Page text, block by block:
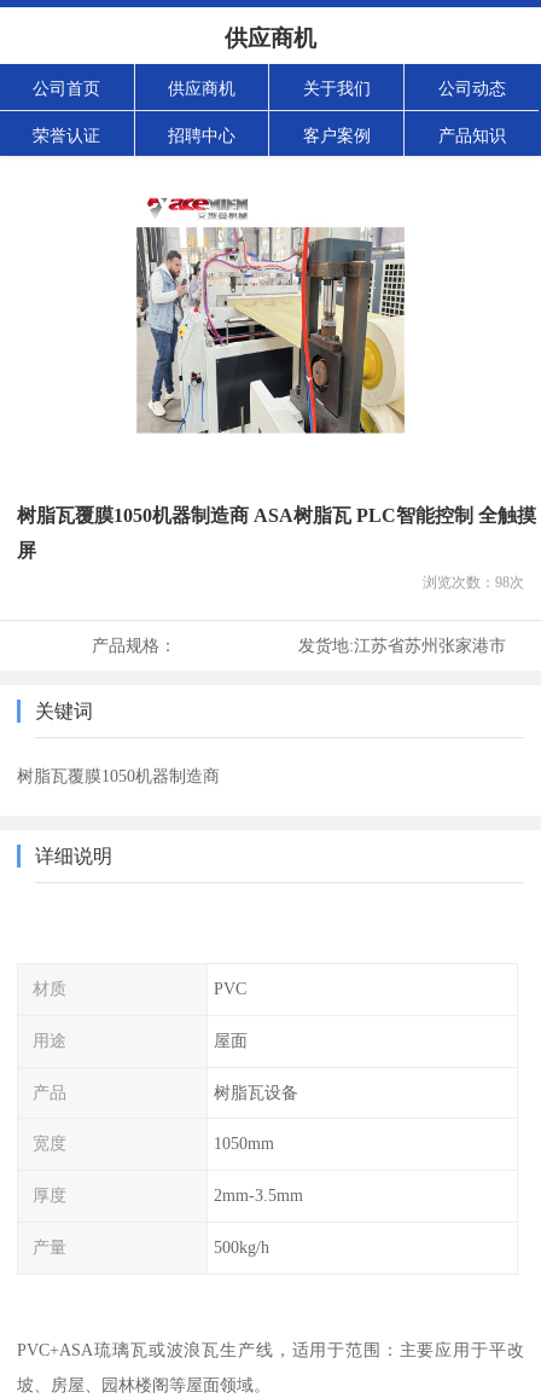
供应商机
公司首页 供应商机 关于我们 公司动态
荣誉认证 招聘中心 客户案例 产品知识
树脂瓦覆膜1050机器制造商 ASA树脂瓦 PLC智能控制 全触摸
屏
浏览次数： 98次
产品规格： 发货地:江苏省苏州张家港市
关键词
树脂瓦覆膜1050机器制造商
详细说明
材质 PVC
用途 屋面
产品 树脂瓦设备
宽度 1050mm
厚度 2mm-3.5mm
产量 500kg/h
PVC+ASA琉璃瓦或波浪瓦生产线，适用于范围：主要应用于平改
坡、房屋、园林楼阁等屋面领域。